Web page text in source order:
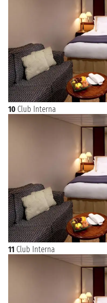
10 Club Interna
11 Club Interna